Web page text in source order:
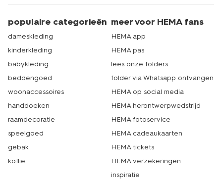
populaire categorieën
dameskleding
kinderkleding
babykleding
beddengoed
woonaccessoires
handdoeken
raamdecoratie
speelgoed
gebak
koffie
meer voor HEMA fans
HEMA app
HEMA pas
lees onze folders
folder via Whatsapp ontvangen
HEMA op social media
HEMA herontwerpwedstrijd
HEMA fotoservice
HEMA cadeaukaarten
HEMA tickets
HEMA verzekeringen
inspiratie